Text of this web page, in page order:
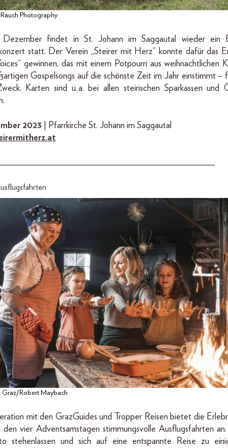
Photography
Dezember findet in St. Johann im Saggautal wieder ein
statt. Der Verein „Steirer mit Herz“ konnte dafür das
gewinnen, das mit einem Potpourri aus weihnachtlichen
Gospelsongs auf die schönste Zeit im Jahr einstimmt –
Karten sind u. a. bei allen steirischen Sparkassen und
2023 | Pfarrkirche St. Johann im Saggautal
Robert Maybach
mit den GrazGuides und Tropper Reisen bietet die
den vier Adventsamstagen stimmungsvolle Ausflugsfahrten
stehenlassen und sich auf eine entspannte Reise zu